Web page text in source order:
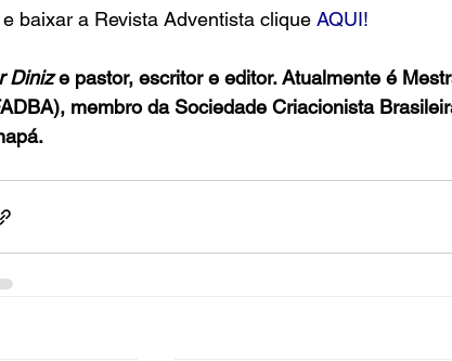
baixar a Revista Adventista clique AQUI!
Diniz e pastor, escritor e editor. Atualmente é
membro da Sociedade Criacionista